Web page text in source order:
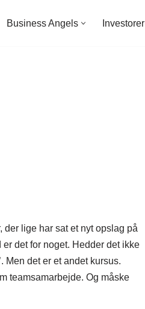
Business Angels Investorer
lige har sat et nyt opslag på
er det for noget. Hedder det ikke
’. Men det er et andet kursus.
teamsamarbejde. Og måske